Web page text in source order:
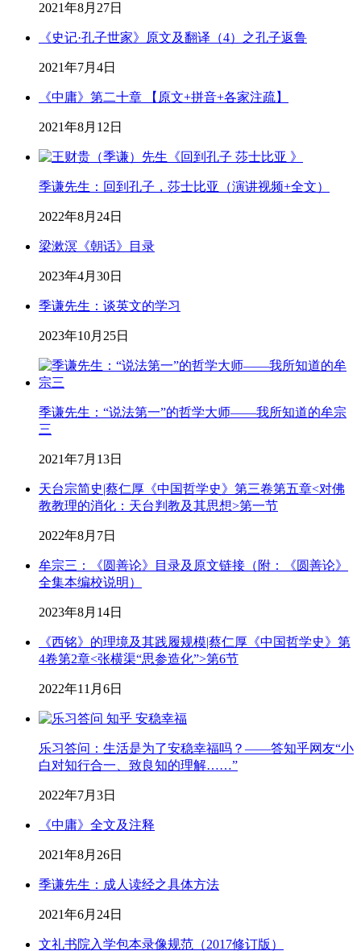
2021年8月27日
《史记·孔子世家》原文及翻译（4）之孔子返鲁
2021年7月4日
《中庸》第二十章 【原文+拼音+各家注疏】
2021年8月12日
季谦先生：回到孔子，莎士比亚（演讲视频+全文）
2022年8月24日
梁漱溟《朝话》目录
2023年4月30日
季谦先生：谈英文的学习
2023年10月25日
季谦先生：“说法第一”的哲学大师——我所知道的牟宗
三
2021年7月13日
天台宗简史|蔡仁厚《中国哲学史》第三卷第五章<对佛
教教理的消化：天台判教及其思想>第一节
2022年8月7日
牟宗三：《圆善论》目录及原文链接（附：《圆善论》
全集本编校说明）
2023年8月14日
《西铭》的理境及其践履规模|蔡仁厚《中国哲学史》第
4卷第2章<张横渠“思参造化”>第6节
2022年11月6日
乐习答问：生活是为了安稳幸福吗？——答知乎网友“小
白对知行合一、致良知的理解……”
2022年7月3日
《中庸》全文及注释
2021年8月26日
季谦先生：成人读经之具体方法
2021年6月24日
文礼书院入学包本录像规范（2017修订版）